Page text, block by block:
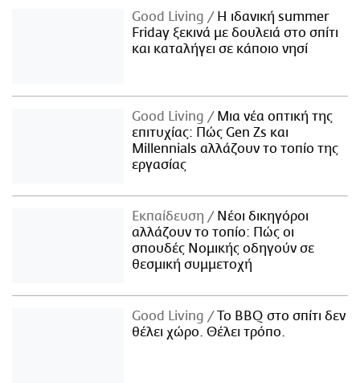
Good Living
Η ιδανική summer
Friday ξεκινά με δουλειά στο σπίτι
και καταλήγει σε κάποιο νησί
Good Living
Μια νέα οπτική της
επιτυχίας: Πώς Gen Zs και
Millennials αλλάζουν το τοπίο της
εργασίας
Εκπαίδευση
Νέοι δικηγόροι
αλλάζουν το τοπίο: Πώς οι
σπουδές Νομικής οδηγούν σε
θεσμική συμμετοχή
Good Living
Το BBQ στο σπίτι δεν
θέλει χώρο. Θέλει τρόπο.